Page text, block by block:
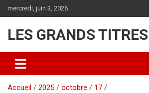
au
mercredi, juin 3, 2026
LES GRANDS TITRES
Accueil 2025 octobre
17